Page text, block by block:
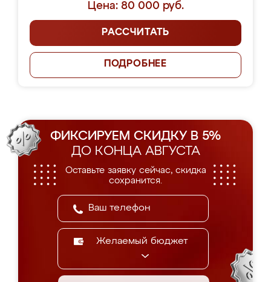
Цена: 80 000 руб.
РАССЧИТАТЬ
ПОДРОБНЕЕ
ФИКСИРУЕМ СКИДКУ В 5%
ДО КОНЦА АВГУСТА
Оставьте заявку сейчас, скидка
сохранится.
Желаемый бюджет